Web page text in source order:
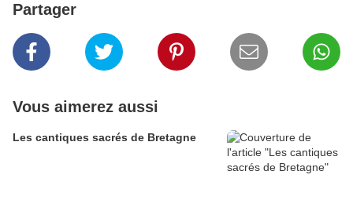
Partager
Vous aimerez aussi
Les cantiques sacrés de Bretagne